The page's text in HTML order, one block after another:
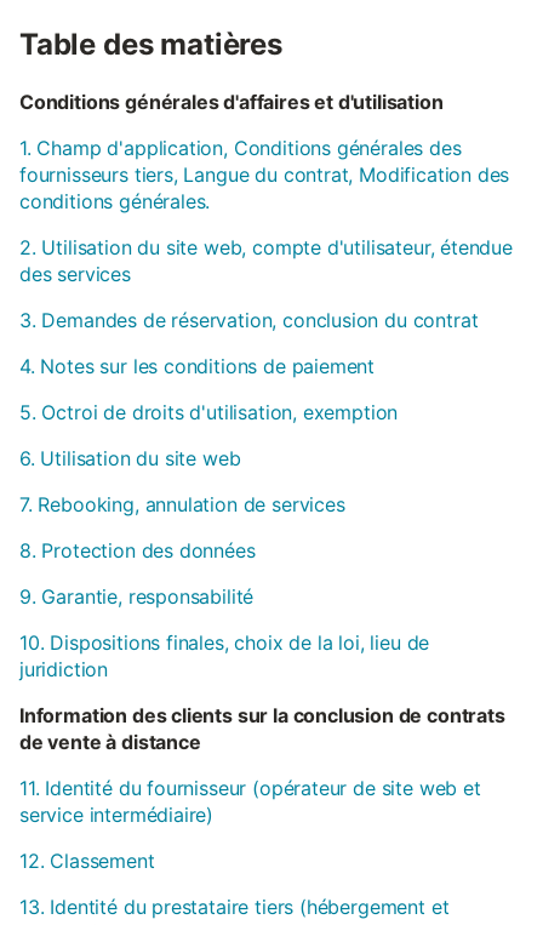
Table des matières
Conditions générales d'affaires et d'utilisation
1. Champ d'application, Conditions générales des
fournisseurs tiers, Langue du contrat, Modification des
conditions générales.
2. Utilisation du site web, compte d'utilisateur, étendue
des services
3. Demandes de réservation, conclusion du contrat
4. Notes sur les conditions de paiement
5. Octroi de droits d'utilisation, exemption
6. Utilisation du site web
7. Rebooking, annulation de services
8. Protection des données
9. Garantie, responsabilité
10. Dispositions finales, choix de la loi, lieu de
juridiction
Information des clients sur la conclusion de contrats
de vente à distance
11. Identité du fournisseur (opérateur de site web et
service intermédiaire)
12. Classement
13. Identité du prestataire tiers (hébergement et